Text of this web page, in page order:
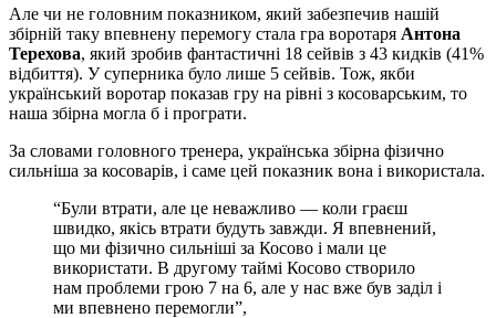
Але чи не головним показником, який забезпечив нашій
збірній таку впевнену перемогу стала гра воротаря Антона
Терехова, який зробив фантастичні 18 сейвів з 43 кидків (41%
відбиття). У суперника було лише 5 сейвів. Тож, якби
український воротар показав гру на рівні з косоварським, то
наша збірна могла б і програти.
За словами головного тренера, українська збірна фізично
сильніша за косоварів, і саме цей показник вона і використала.
“Були втрати, але це неважливо — коли граєш
швидко, якісь втрати будуть завжди. Я впевнений,
що ми фізично сильніші за Косово і мали це
використати. В другому таймі Косово створило
нам проблеми грою 7 на 6, але у нас вже був заділ і
ми впевнено перемогли”,